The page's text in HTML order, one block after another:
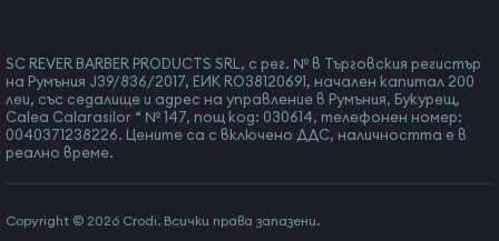
SC REVER BARBER PRODUCTS SRL, с рег. № в Търговския регистър
на Румъния J39/836/2017, ЕИК RO38120691, начален капитал 200
леи, със седалище и адрес на управление в Румъния, Букурещ,
Calea Calarasilor “ № 147, пощ код: 030614, телефонен номер:
0040371238226. Цените са с включено ДДС, наличността е в
реално време.
Copyright © 2026 Crodi. Всички права запазени.